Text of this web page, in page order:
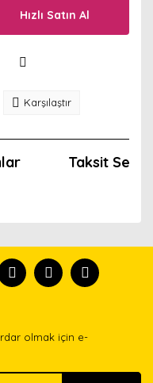
Hızlı Satın Al
Karşılaştır
Taksit
ederiz.
olmak için e-